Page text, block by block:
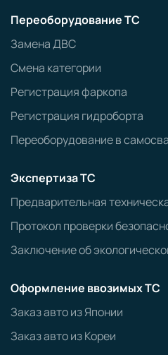
Переоборудование ТС
Замена ДВС
Смена категории
Регистрация фаркопа
Регистрация гидроборта
Переоборудование в
Экспертиза ТС
Предварительная
Протокол проверки
Заключение об
Оформление ввозимых ТС
Заказ авто из Японии
Заказ авто из Кореи